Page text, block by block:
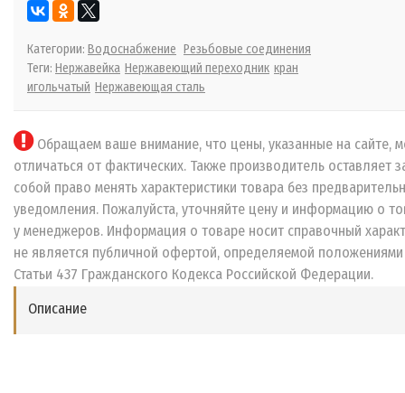
Категории: Водоснабжение Резьбовые соединения
Теги: Нержавейка Нержавеющий переходник кран
игольчатый Нержавеющая сталь
Обращаем ваше внимание, что цены, указанные на сайте,
отличаться от фактических. Также производитель оставляет
собой право менять характеристики товара без
уведомления. Пожалуйста, уточняйте цену и информацию о
у менеджеров. Информация о товаре носит справочный
не является публичной офертой, определяемой положениями
Статьи 437 Гражданского Кодекса Российской Федерации.
Описание